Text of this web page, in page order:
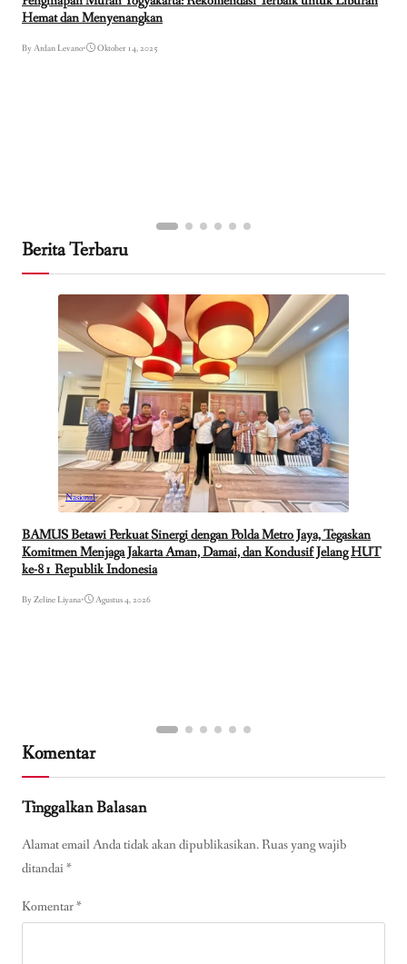
Hemat dan Menyenangkan
By Ardan Levano• Oktober 14, 2025
Berita Terbaru
Nasional
BAMUS Betawi Perkuat Sinergi dengan Polda Metro Jaya, Tegaskan
Komitmen Menjaga Jakarta Aman, Damai, dan Kondusif Jelang HUT
ke-81 Republik Indonesia
By Zeline Liyana• Agustus 4, 2026
Komentar
Tinggalkan Balasan
Alamat email Anda tidak akan dipublikasikan.Ruas yang wajib
ditandai*
Komentar*